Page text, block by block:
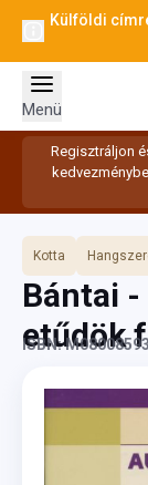
Külföldi
Regisztráljon
Menü
Kotta
Bántai
etűdök
ISBN: